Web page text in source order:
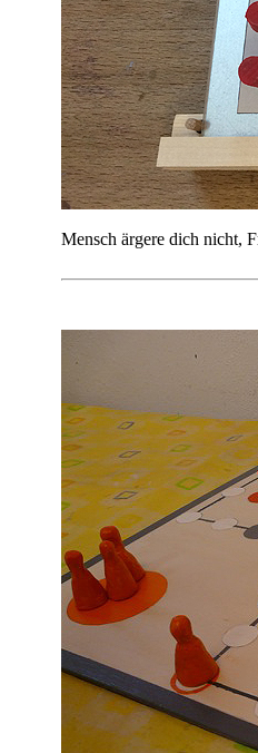
Mensch ärgere dich nicht,